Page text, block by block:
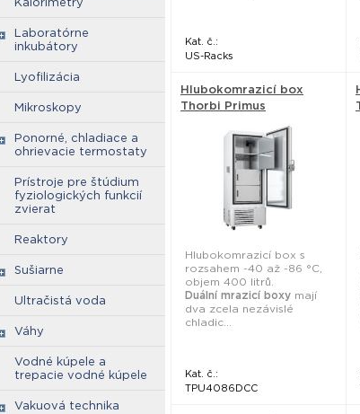
Laboratórne
inkubátory
Lyofilizácia
Mikroskopy
Ponorné, chladiace a
ohrievacie termostaty
Prístroje pre štúdium
fyziologických funkcií
zvierat
Reaktory
Sušiarne
Ultračistá voda
Váhy
Vodné kúpele a
trepacie vodné kúpele
Vakuová technika
Kat. č.:
US-Racks
Hlubokomrazicí box
Thorbi Primus
Hlubokomrazicí box s
rozsahem -40 až -86 °C,
objem 400 litrů.
Duální mrazicí boxy mají
dva zcela nezávislé
chladic...
Kat. č.:
TPU4086DCC